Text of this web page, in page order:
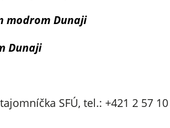
modrom Dunaji
Dunaji
SFÚ, tel.: +421 2 57 10